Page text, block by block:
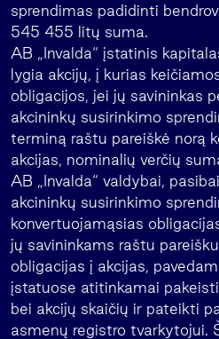
sprendimas padidinti
545 455 litų suma.
AB „Invalda“ įstatinis
lygia akcijų, į kurias
obligacijos, jei jų savininkas
akcininkų susirinkimo
terminą raštu pareiškė norą
akcijas, nominalių verčių
AB „Invalda“ valdybai,
akcininkų susirinkimo
konvertuojamąsias
jų savininkams raštu
obligacijas į akcijas,
įstatuose atitinkamai
bei akcijų skaičių ir pateikti
asmenų registro tvarkytojui.